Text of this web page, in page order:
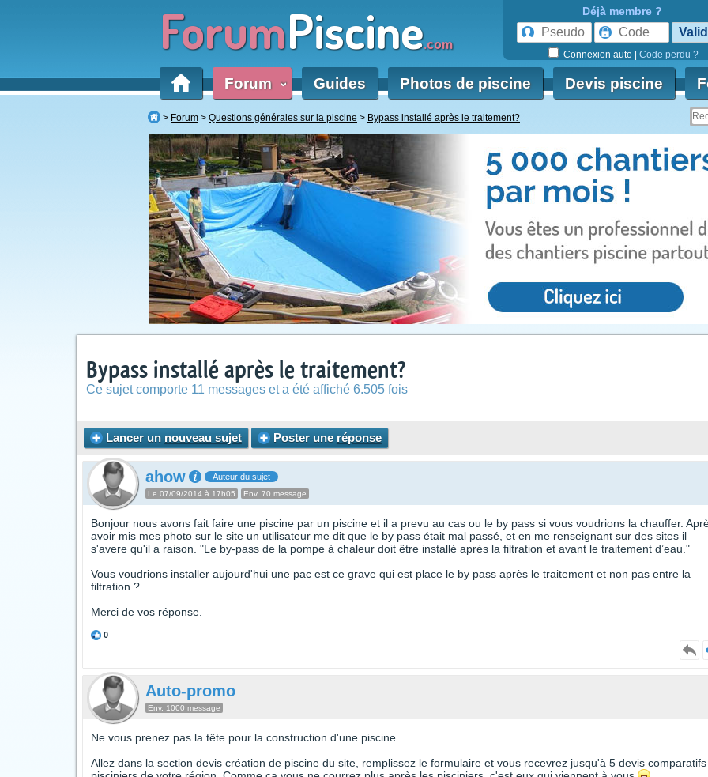
ForumPiscine.com
Déjà membre ?
Connexion auto Code perdu ?
Forum ‹ Guides Photos de piscine Devis piscine
Forum Questions générales sur la piscine Bypass installé après le traitement?
Bypass installé après le traitement?
Ce sujet comporte 11 messages et a été affiché 6.505 fois
Lancer un nouveau sujet Poster une réponse
ahow Auteur du sujet
Le 07/09/2014 à 17h05 Env. 70 message
Bonjour nous avons fait faire une piscine par un piscine et il a prevu au cas ou le by pass si vous voudrions la chauffer.
avoir mis mes photo sur le site un utilisateur me dit que le by pass était mal passé, et en me renseignant sur des sites il
s'avere qu'il a raison. "Le by-pass de la pompe à chaleur doit être installé après la filtration et avant le traitement d’eau."
Vous voudrions installer aujourd'hui une pac est ce grave qui est place le by pass après le traitement et non pas entre la
filtration ?
Merci de vos réponse.
0
Auto-promo
Env. 1000 message
Ne vous prenez pas la tête pour la construction d'une piscine...
Allez dans la section devis création de piscine du site, remplissez le formulaire et vous recevrez jusqu'à 5 devis